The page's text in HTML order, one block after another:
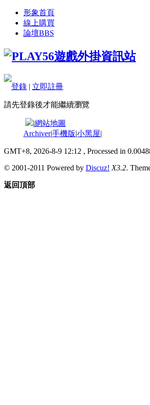
形象首頁
線上購買
論壇BBS
登錄 | 立即註冊
請先登錄後才能繼續瀏覽
|網站地圖
Archiver|手機版|小黑屋|
GMT+8, 2026-8-9 12:12 , Processed in
© 2001-2011 Powered by Discuz! X3.2.
返回頂部